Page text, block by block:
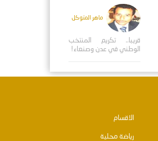
ماهر المتوكل
قريبا.. تكريم المنتخب
الوطني في عدن وصنعاء!
الاقسام
رياضة محلية